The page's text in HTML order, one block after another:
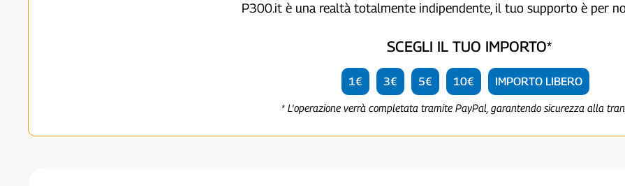
P300.it è una realtà totalmente indipendente, il tuo supporto è per
SCEGLI IL TUO IMPORTO*
1€ 3€ 5€ 10€ IMPORTO LIBERO
* L'operazione verrà completata tramite PayPal, garantendo sicurezza alla